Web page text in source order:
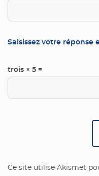
Saisissez votre réponse
trois × 5 =
Ce site utilise Akismet